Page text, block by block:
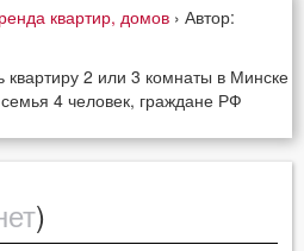
квартир, домов › Автор:
квартиру 2 или 3 комнаты в Минске
4 человек, граждане РФ
)